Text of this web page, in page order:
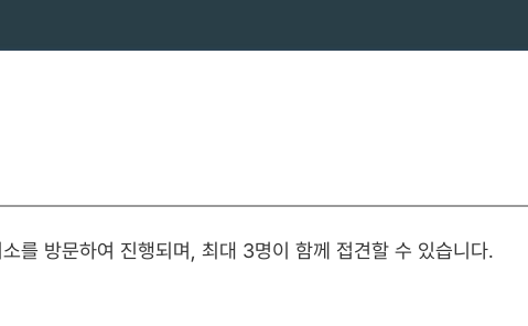
를 방문하여 진행되며, 최대 3명이 함께 접견할 수 있습니다.